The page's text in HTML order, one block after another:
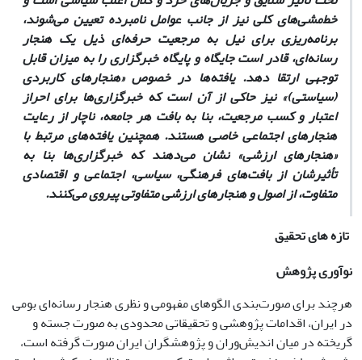
خط‌مشی‌های کلی نیز از جانب عوامل نامبرده تعیین می‌شوند،
برنامه‌ریزی برای‌ نیل به مرجعیت حرفه‌ای ذیل یک هنجار
رسانه‌ای، قادر است جایگاه و پایگاه خبرگزاری را به میزان قابل
توجهی ارتقا دهد. یافته‌ها در خصوص «هنجارهای کاربردی
(سیاستی)» نیز حاکی از آن است که خبرگزاری‌ها برای احراز
اعتبار و کسب مرجعیت، بنا به بافت هر جامعه، ناچار از رعایت
هنجارهای اجتماعی خاصی هستند. همچنین یافته‌های مرتبط با
«هنجارهای ارزشی» نشان می‌دهند که خبرگزاری‌ها بنا به
تأثیرشان از بافت‌های فرهنگی، سیاسی، اجتماعی و اقتصادی
متفاوت، از اصول و هنجارهای ارزشی متفاوتی پیروی می‌کنند.
تازه های تحقیق
نوآوری پژوهش
هرچند برای صورت­‌بندی الگوهای مفهومی و نظری هنجار رسانه‌­ای بومی
در ایران، اقدامات پژوهشی و تحقیقاتی محدودی به صورت جسته و
گریخته در میان اندیش‌وران و پژوهشگران ایران صورت گرفته است،